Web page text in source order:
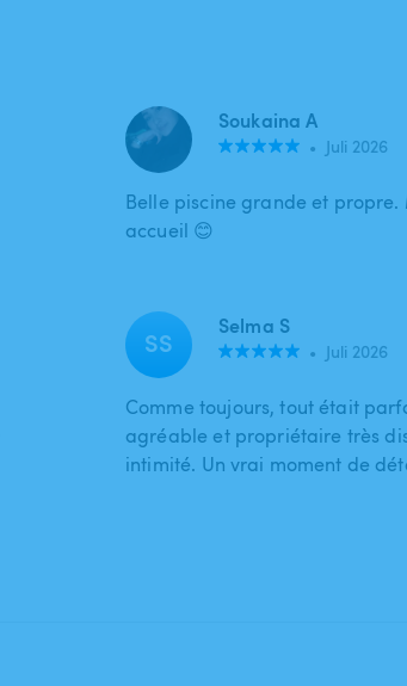
Soukaina A
• Juli 2026
Belle piscine grande et
accueil 😊
SS Selma S
• Juli 2026
Comme toujours, tout était
agréable et propriétaire très
intimité. Un vrai moment de